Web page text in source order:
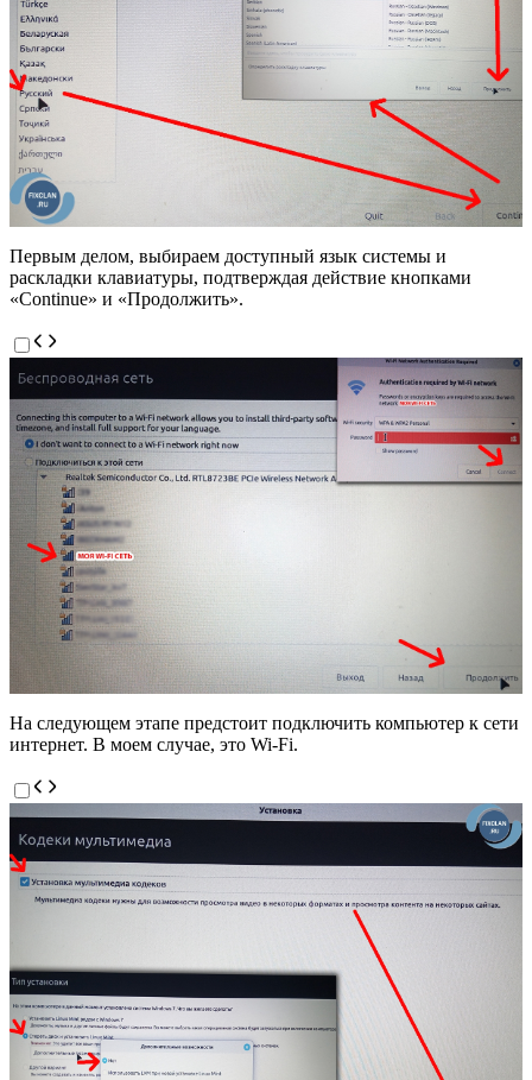
Первым делом, выбираем доступный язык системы и
раскладки клавиатуры, подтверждая действие кнопками
«Continue» и «Продолжить».
На следующем этапе предстоит подключить компьютер к сети
интернет. В моем случае, это Wi-Fi.